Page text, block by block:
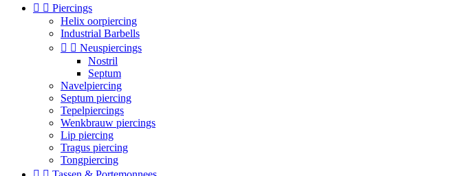
  Piercings
Helix oorpiercing
Industrial Barbells
  Neuspiercings
Nostril
Septum
Navelpiercing
Septum piercing
Tepelpiercings
Wenkbrauw piercings
Lip piercing
Tragus piercing
Tongpiercing